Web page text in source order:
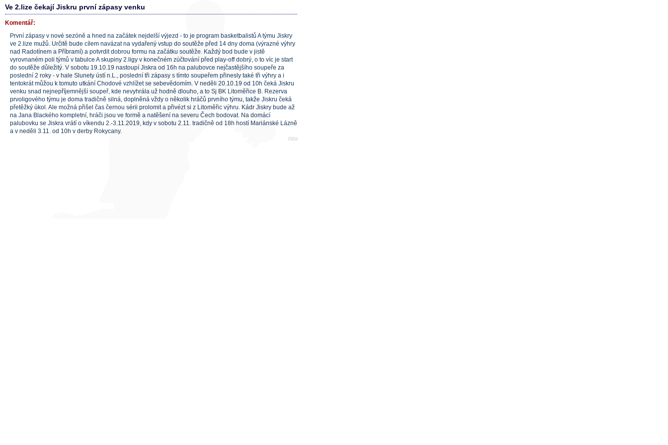
Ve 2.lize čekají Jiskru první zápasy venku
Komentář:
První zápasy v nové sezóně a hned na začátek nejdelší výjezd - to je program basketbalistů A týmu Jiskry
ve 2.lize mužů. Určitě bude cílem navázat na vydařený vstup do soutěže před 14 dny doma (výrazné výhry
nad Radotínem a Příbramí) a potvrdit dobrou formu na začátku soutěže. Každý bod bude v jistě
vyrovnaném poli týmů v tabulce A skupiny 2.ligy v konečném zúčtování před play-off dobrý, o to víc je start
do soutěže důležitý. V sobotu 19.10.19 nastoupí Jiskra od 16h na palubovce nejčastějšího soupeře za
poslední 2 roky - v hale Slunety ústí n.L., poslední tři zápasy s tímto soupeřem přinesly také tři výhry a i
tentokrát můžou k tomuto utkání Chodové vzhlížet se sebevědomím. V neděli 20.10.19 od 10h čeká Jiskru
venku snad nejnepříjemnější soupeř, kde nevyhrála už hodně dlouho, a to Sj BK Litoměřice B. Rezerva
prvoligového týmu je doma tradičně silná, doplněná vždy o několik hráčů prvního týmu, takže Jiskru čeká
přetěžký úkol. Ale možná přišel čas černou sérii prolomit a přivézt si z Litoměřic výhru. Kádr Jiskry bude až
na Jana Blackého kompletní, hráči jsou ve formě a natěšení na severu Čech bodovat. Na domácí
palubovku se Jiskra vrátí o víkendu 2.-3.11.2019, kdy v sobotu 2.11. tradičně od 18h hostí Mariánské Lázně
a v neděli 3.11. od 10h v derby Rokycany.
#tbs